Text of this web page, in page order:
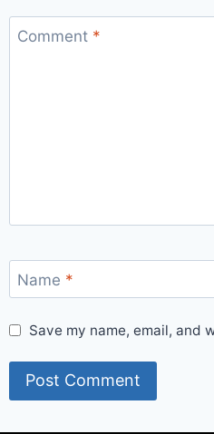
Comment *
Name *
Save my name, email, and